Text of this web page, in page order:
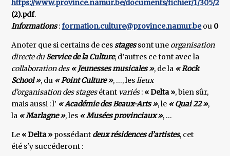
https://www.province.namur.be/documents/fichier/1/305/
(2).pdf.
Informations:formation.culture@province.namur.beou 081/
Anoter que si certains de cesstagessont une organisation
directe duService de la Culture, d’autres ce font avec la
collaboration des « Jeunesses musicales », de la « Rock
School », du « Point Culture », …, leslieux
d’organisation des stagesétant variés: « Delta », bien sûr,
mais aussi : l’ « Académie des Beaux-Arts », le « Quai 22 »,
la « Marlagne », les « Musées provinciaux », …
Le « Delta » possédant deux résidences d’artistes, cet
été s'y succéderont :